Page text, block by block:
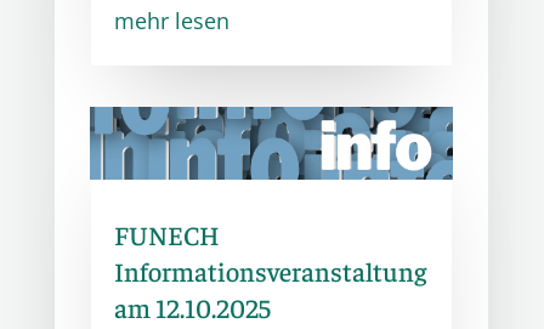
mehr lesen
FUNECH
Informationsveranstaltung
am 12.10.2025